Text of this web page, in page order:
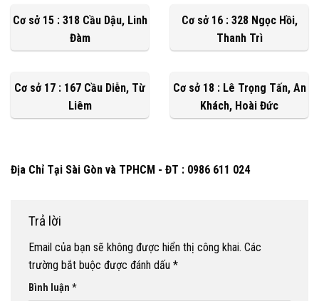
Cơ sở 15 : 318 Cầu Dậu, Linh
Đàm
Cơ sở 16 : 328 Ngọc Hồi,
Thanh Trì
Cơ sở 17 : 167 Cầu Diễn, Từ
Liêm
Cơ sở 18 : Lê Trọng Tấn, An
Khách, Hoài Đức
Địa Chỉ Tại Sài Gòn và TPHCM - ĐT : 0986 611 024
Trả lời
Email của bạn sẽ không được hiển thị công khai. Các
trường bắt buộc được đánh dấu *
Bình luận *